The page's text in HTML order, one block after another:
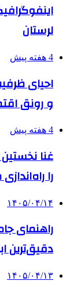
لرستان
4 هفته پیش
احیای
و رونق
4 هفته پیش
غنا
را
۱۴۰۵/۰۴/۱۴
راهنمای
دقیق‌ترین
۱۴۰۵/۰۴/۱۳